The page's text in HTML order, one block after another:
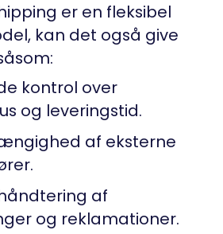
er en fleksibel
kan det også give
kontrol over
og leveringstid.
af eksterne
af
og reklamationer.